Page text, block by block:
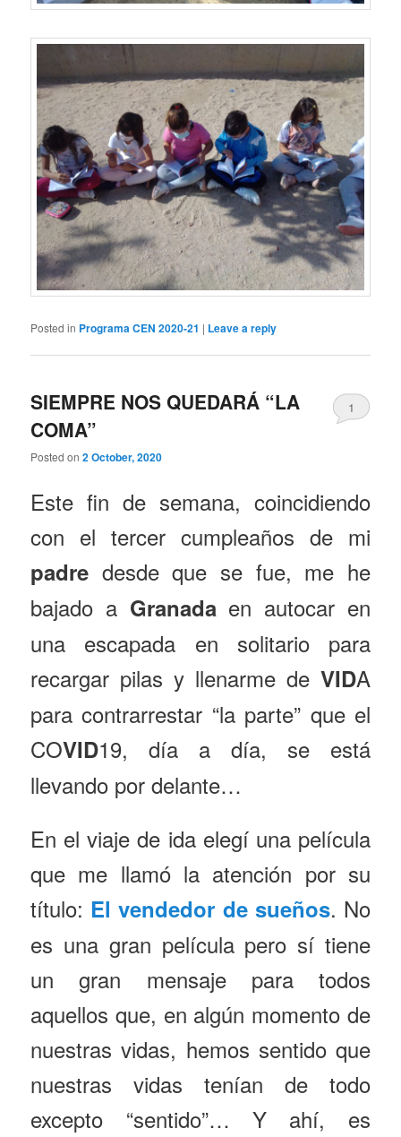
Posted in Programa CEN 2020-21 | Leave a reply
SIEMPRE NOS QUEDARÁ “LA
COMA”
Posted on2 October, 2020
1
Este fin de semana, coincidiendo
con el tercer cumpleaños de mi
padre desde que se fue, me he
bajado a Granadaen autocar en
una escapada en solitario para
recargar pilas y llenarme de VIDA
para contrarrestar “la parte” que el
COVID19, día a día, se está
llevando por delante…
En el viaje de ida elegí una película
que me llamó la atención por su
título: El vendedor de sueños. No
es una gran película pero sí tiene
un gran mensaje para todos
aquellos que, en algún momento de
nuestras vidas, hemos sentido que
nuestras vidas tenían de todo
excepto “sentido”… Y ahí, es